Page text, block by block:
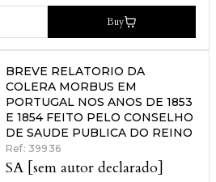
Buy
BREVE RELATORIO DA
COLERA MORBUS EM
PORTUGAL NOS ANOS DE 1853
E 1854 FEITO PELO CONSELHO
DE SAUDE PUBLICA DO REINO
Ref: 39936
SA [sem autor declarado]